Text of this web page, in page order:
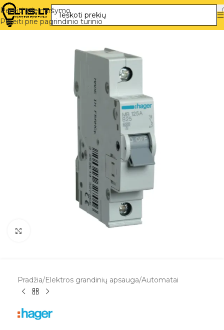
Pereiti prie naršymo
Pereiti prie pagrindinio turinio
Spustelėkite, kad padidintumėte
Pradžia/Elektros grandinių apsauga/Automatai